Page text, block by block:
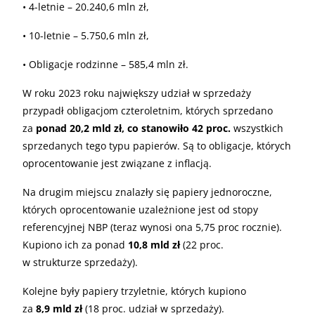
• 4-letnie – 20.240,6 mln zł,
• 10-letnie – 5.750,6 mln zł,
• Obligacje rodzinne – 585,4 mln zł.
W roku 2023 roku największy udział w sprzedaży
przypadł obligacjom czteroletnim, których sprzedano
za ponad 20,2 mld zł, co stanowiło 42 proc. wszystkich
sprzedanych tego typu papierów. Są to obligacje, których
oprocentowanie jest związane z inflacją.
Na drugim miejscu znalazły się papiery jednoroczne,
których oprocentowanie uzależnione jest od stopy
referencyjnej NBP (teraz wynosi ona 5,75 proc rocznie).
Kupiono ich za ponad 10,8 mld zł(22 proc.
w strukturze sprzedaży).
Kolejne były papiery trzyletnie, których kupiono
za 8,9 mld zł(18 proc. udział w sprzedaży).